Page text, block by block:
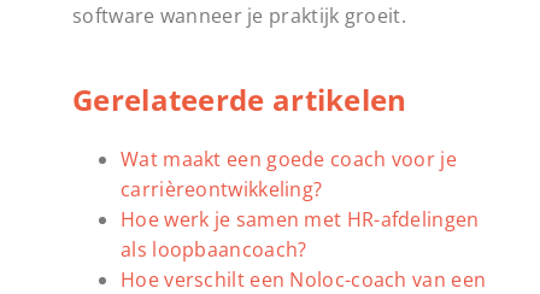
software wanneer je praktijk groeit.
Gerelateerde artikelen
Wat maakt een goede coach voor je
carrièreontwikkeling?
Hoe werk je samen met HR-afdelingen
als loopbaancoach?
Hoe verschilt een Noloc-coach van een